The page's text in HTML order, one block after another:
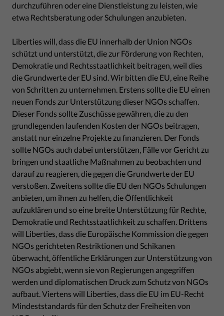
durchzuführen oder eine Dienstleistung zu leisten, wie
etwa Rechtsberatung oder Schulungen anzubieten.
Liberties will, dass die EU innerhalb der Union NGOs
schützt und unterstützt, die zur Förderung von Rechten,
Demokratie und Rechtsstaatlichkeit beitragen, weil dies
die Grundwerte der EU sind. Wir bitten die EU, eine Reihe
von Schritten zu unternehmen. Erstens sollte die EU einen
neuen Fonds zur Unterstützung dieser NGOs schaffen.
Dieser Fonds sollte Zuschüsse gewähren, die zu den
grundlegenden laufenden Kosten der NGOs beitragen,
anstatt nur einzelne Projekte zu finanzieren. Der Fonds
sollte NGOs auch dabei unterstützen, Fälle vor Gericht zu
bringen und staatliche Maßnahmen zu beobachten und
darauf zu reagieren, die gegen die Grundwerte der EU
verstoßen. Zweitens sollte die EU den NGOs Schulungen
anbieten, um ihnen zu helfen, die Öffentlichkeit
aufzuklären und so eine breite Unterstützung für Rechte,
Demokratie und Rechtsstaatlichkeit zu schaffen. Drittens
will Liberties, dass die Europäische Kommission die gegen
NGOs gerichteten Restriktionen und Schikanen
überwacht, öffentliche Erklärungen zur Unterstützung von
NGOs abgiebt, wenn sie von Regierungen angegriffen
werden und diplomatischen Druck zum Schutz von NGOs
aufbaut. Viertens will Liberties, dass die EU im EU-Recht
Mindeststandards für den Schutz der Freiheiten von